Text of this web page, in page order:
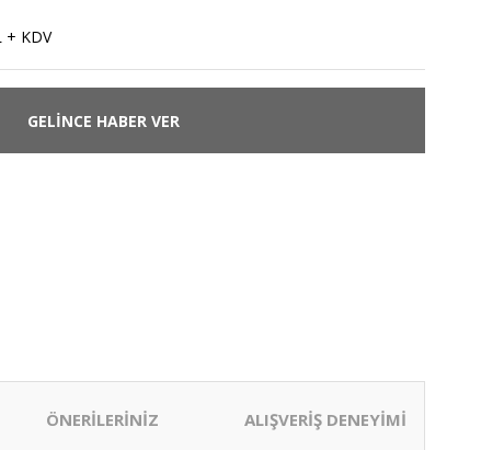
+ KDV
GELİNCE HABER VER
ÖNERİLERİNİZ ALIŞVERİŞ DENEYİMİ